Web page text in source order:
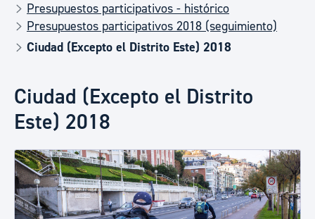
Presupuestos participativos - histórico
Presupuestos participativos 2018 (seguimiento)
Ciudad (Excepto el Distrito Este) 2018
Ciudad (Excepto el Distrito
Este) 2018